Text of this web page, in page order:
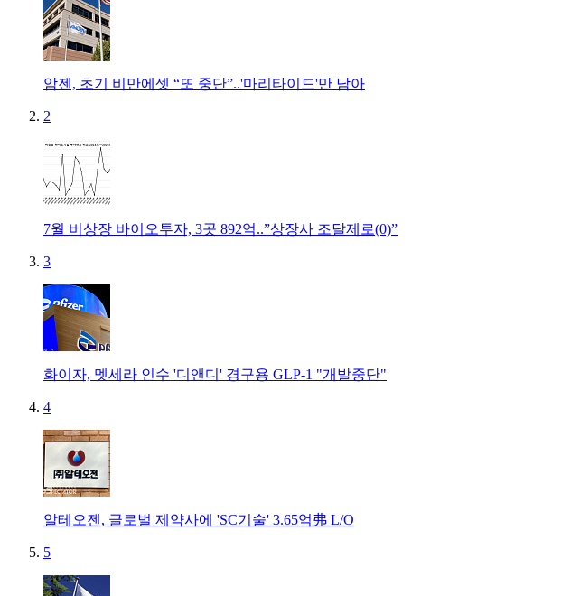
암젠, 초기 비만에셋 “또 중단”..'마리타이드'만 남아
2
7월 비상장 바이오투자, 3곳 892억..”상장사 조달제로(0)”
3
화이자, 멧세라 인수 '디앤디' 경구용 GLP-1 "개발중단"
4
알테오젠, 글로벌 제약사에 'SC기술' 3.65억弗 L/O
5